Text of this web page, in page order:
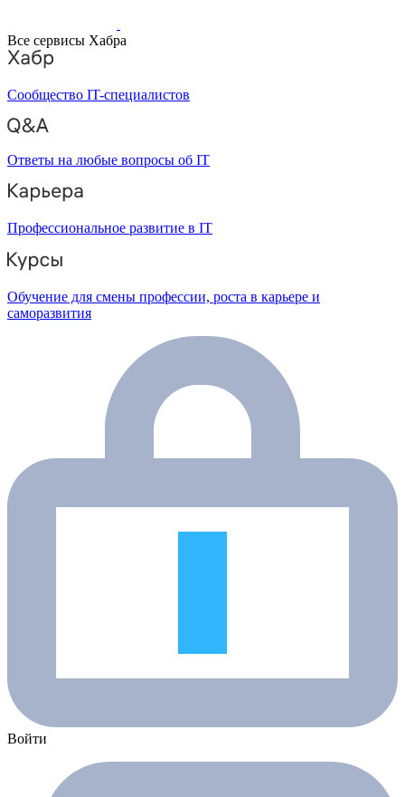
Все сервисы Хабра
Сообщество IT-специалистов
Ответы на любые вопросы об IT
Профессиональное развитие в IT
Обучение для смены профессии, роста в карьере и
саморазвития
Войти